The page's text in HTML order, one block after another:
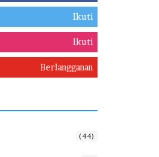
Ikuti
Ikuti
Berlangganan
(44)